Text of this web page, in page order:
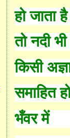
हो जाता
तो नदी भी
किसी
समाहित
भँवर में